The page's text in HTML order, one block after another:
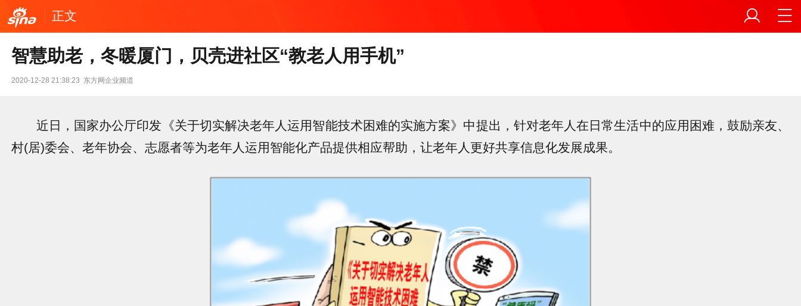
正文
智慧助老，冬暖厦门，贝壳进社区“教老人用手机”
2020-12-28 21:38:23 东方网企业频道
近日，国家办公厅印发《关于切实解决老年人运用智能技术困难的实施方案》中提出，针对老年人在日常生活中的应用困难，鼓励亲友、
村(居)委会、老年协会、志愿者等为老年人运用智能化产品提供相应帮助，让老年人更好共享信息化发展成果。